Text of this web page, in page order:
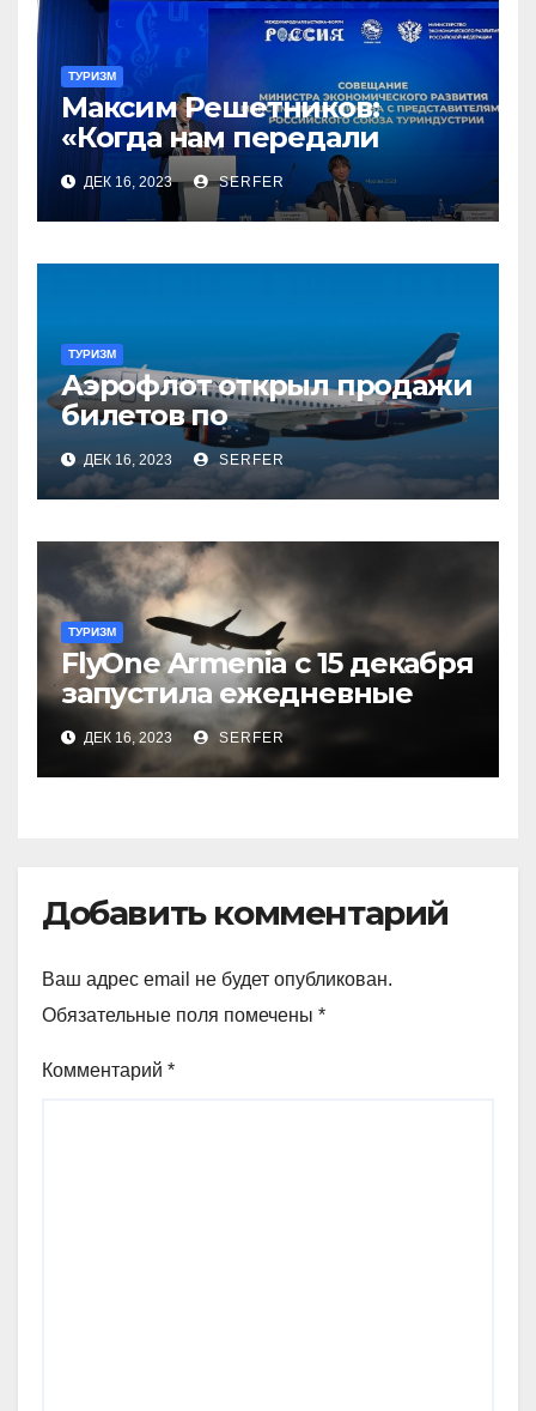
ТУРИЗМ
Максим Решетников:
«Когда нам передали
туризм, для нас это был
сюрприз, но он оказался
приятным»
ДЕК 16, 2023 SERFER
ТУРИЗМ
Аэрофлот открыл продажи
билетов по
субсидированным
тарифам
ДЕК 16, 2023 SERFER
ТУРИЗМ
FlyOne Armenia с 15 декабря
запустила ежедневные
рейсы в Шереметьево
ДЕК 16, 2023 SERFER
Добавить комментарий
Ваш адрес email не будет опубликован.
Обязательные поля помечены *
Комментарий *